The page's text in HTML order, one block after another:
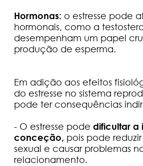
Hormonas: o estresse pode
hormonais, como a
desempenham um papel
produção de esperma.
Em adição aos efeitos
do estresse no sistema
pode ter consequências
- O estresse podedificultar a
conceção, pois pode
sexual e causar problemas
relacionamento.